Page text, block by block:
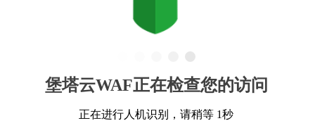
堡塔云WAF正在检查您的访问
正在进行人机识别，请稍等 1秒